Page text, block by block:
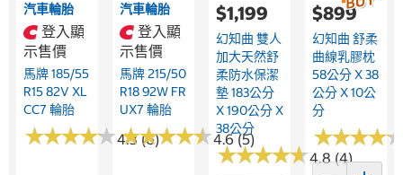
汽車輪胎
登入顯
示售價
馬牌 185/55
R15 82V XL
CC7 輪胎
★★★★★
★★★★★4.3 (6)
汽車輪胎
登入顯
示售價
馬牌 215/50
R18 92W FR
UX7 輪胎
★★★★★
★★★★★4.6 (5)
$1,199
幻知曲 雙人
加大天然舒
柔防水保潔
墊 183公分
X 190公分 X
38公分
★★★★★
★★★★★4.8 (4)
$899
幻知曲 舒柔
曲線乳膠枕
58公分 X 38
公分 X 10公
分
★★★★
★★★★